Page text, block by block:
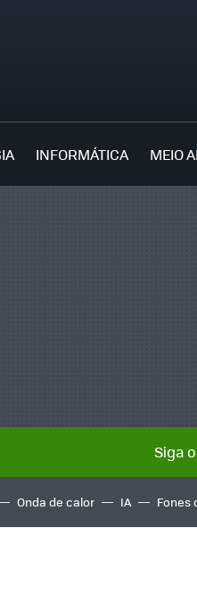
INFORMÁTICA MEIO
Siga
Onda de calor IA Fones